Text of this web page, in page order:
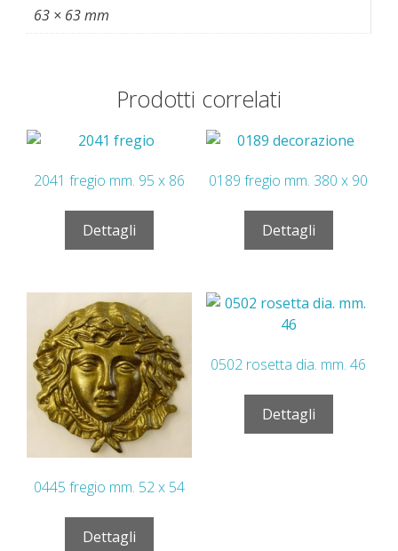
63 × 63 mm
Prodotti correlati
2041 fregio mm. 95 x 86
Dettagli
0189 fregio mm. 380 x 90
Dettagli
0445 fregio mm. 52 x 54
Dettagli
0502 rosetta dia. mm. 46
Dettagli